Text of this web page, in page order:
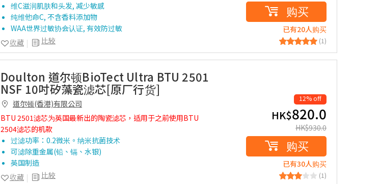
维C滋润肌肤和头发, 减少敏感
纯维他命C, 不含香料添加物
WAA世界过敏协会认证, 有效防过敏
比较
收藏
购买
已有20人购买
(1)
Doulton 道尔顿BioTect Ultra BTU 2501
NSF 10吋矽藻瓷滤芯[原厂行货]
道尔顿(香港)有限公司
BTU 2501滤芯为英国最新出的陶瓷滤芯，适用于之前使用BTU
2504滤芯的机款
过滤功率：0.2微米。纳米抗菌技术
可滤除重金属(铅、镉、水银)
英国制造
比较
收藏
12% off
HK$820.0
HK$930.0
购买
已有30人购买
(1)